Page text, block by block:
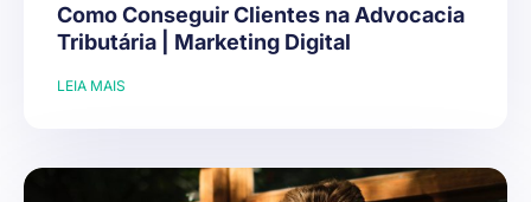
Como Conseguir Clientes na Advocacia
Tributária | Marketing Digital
LEIA MAIS